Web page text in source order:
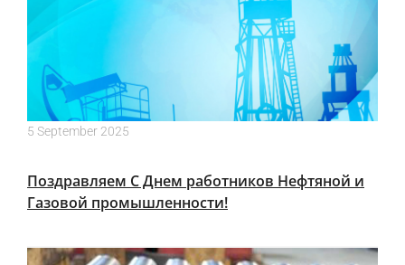
5 September 2025
Поздравляем С Днем работников Нефтяной и
Газовой промышленности!